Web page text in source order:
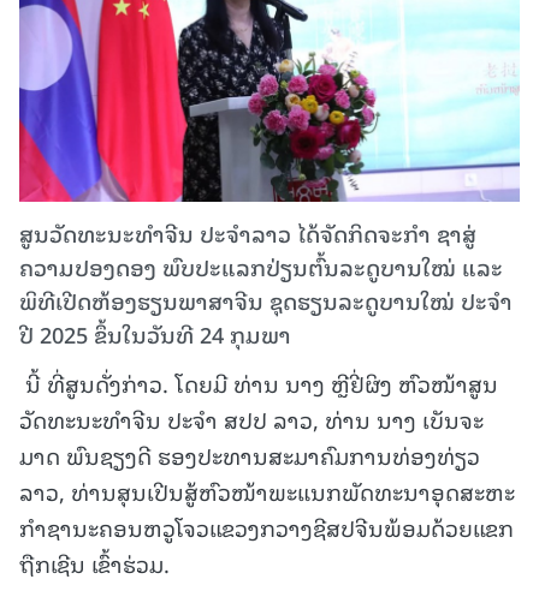
ສູນວັດທະນະທຳຈີນ ປະຈຳລາວ ໄດ້ຈັດກິດຈະກໍາ ຊາສູ່
ຄວາມປອງດອງ ພົບປະແລກປ່ຽນຕົ້ນລະດູບານໃໝ່ ແລະ
ພິທີເປີດຫ້ອງຮຽນພາສາຈີນ ຊຸດຮຽນລະດູບານໃໝ່ ປະຈໍາ
ປີ 2025 ຂຶ້ນໃນວັນທີ 24 ກຸມພາ
ນີ້ ທີ່ສູນດັ່ງກ່າວ. ໂດຍມີ ທ່ານ ນາງ ຫຼີຢີ່ຜິງ ຫົວໜ້າສູນ
ວັດທະນະທໍາຈີນ ປະຈໍາ ສປປ ລາວ, ທ່ານ ນາງ ເບັນຈະ
ມາດ ພົນຊຽງດີ ຮອງປະທານສະມາຄົມການທ່ອງທ່ຽວ
ລາວ, ທ່ານສຸນເປີນສູ້ຫົວໜ້າພະແນກພັດທະນາອຸດສະຫະ
ກໍາຊານະຄອນຫວູໂຈວແຂວງກວາງຊີສປຈີນພ້ອມດ້ວຍແຂກ
ຖືກເຊີນ ເຂົ້າຮ່ວມ.